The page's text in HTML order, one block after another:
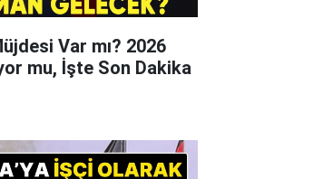
Var mı? 2026
mu, İşte Son Dakika